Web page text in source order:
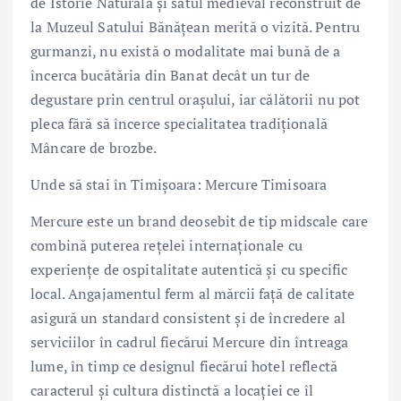
la Muzeul Satului Bănățean merită o vizită. Pentru
gurmanzi, nu există o modalitate mai bună de a
încerca bucătăria din Banat decât un tur de
degustare prin centrul orașului, iar călătorii nu pot
pleca fără să încerce specialitatea tradițională
Mâncare de brozbe.
Unde să stai în Timișoara: Mercure Timisoara
Mercure este un brand deosebit de tip midscale care
combină puterea rețelei internaționale cu
experiențe de ospitalitate autentică și cu specific
local. Angajamentul ferm al mărcii față de calitate
asigură un standard consistent și de încredere al
serviciilor în cadrul fiecărui Mercure din întreaga
lume, în timp ce designul fiecărui hotel reflectă
caracterul și cultura distinctă a locației ce îl